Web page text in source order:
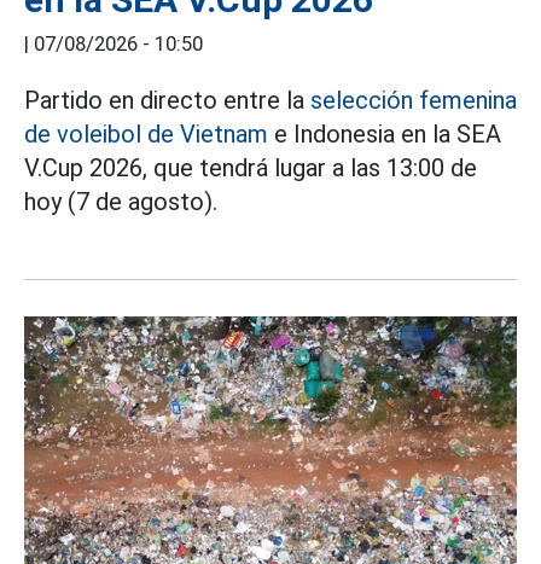
| 07/08/2026 - 10:50
Partido en directo entre la selección femenina
de voleibol de Vietnam e Indonesia en la SEA
V.Cup 2026, que tendrá lugar a las 13:00 de
hoy (7 de agosto).